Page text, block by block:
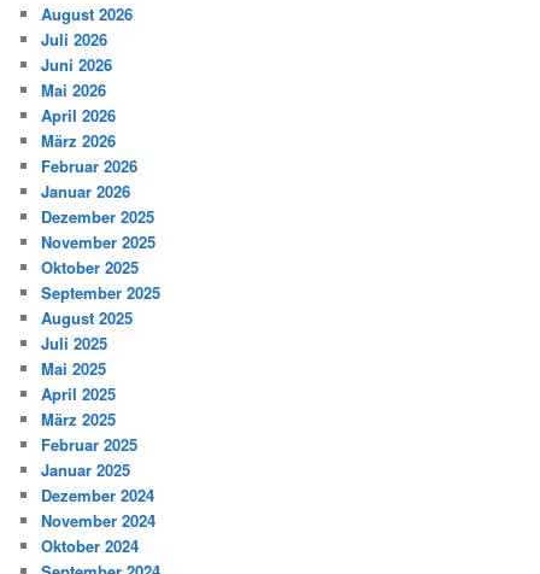
August 2026
Juli 2026
Juni 2026
Mai 2026
April 2026
März 2026
Februar 2026
Januar 2026
Dezember 2025
November 2025
Oktober 2025
September 2025
August 2025
Juli 2025
Mai 2025
April 2025
März 2025
Februar 2025
Januar 2025
Dezember 2024
November 2024
Oktober 2024